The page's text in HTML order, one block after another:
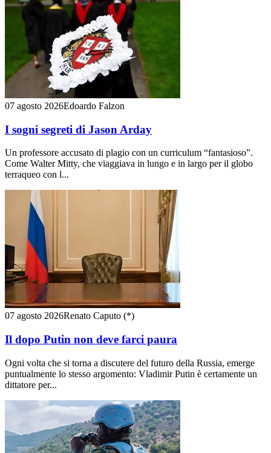
07 agosto 2026Edoardo Falzon
I sogni segreti di Jason Arday
Un professore accusato di plagio con un curriculum “fantasioso”.
Come Walter Mitty, che viaggiava in lungo e in largo per il globo
terraqueo con l...
07 agosto 2026Renato Caputo (*)
Il dopo Putin non deve farci paura
Ogni volta che si torna a discutere del futuro della Russia, emerge
puntualmente lo stesso argomento: Vladimir Putin è certamente un
dittatore per...